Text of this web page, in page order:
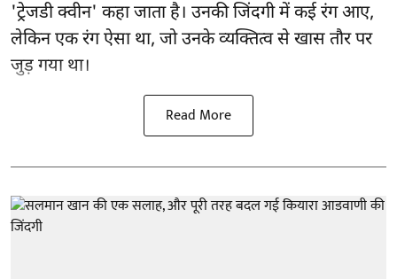
'ट्रेजडी क्वीन' कहा जाता है। उनकी जिंदगी में कई रंग आए,
लेकिन एक रंग ऐसा था, जो उनके व्यक्तित्व से खास तौर पर
जुड़ गया था।
Read More